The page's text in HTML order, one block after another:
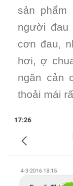
sản phẩm
người đau
cơn đau,
hơi, ợ
ngăn cản
thoải mái